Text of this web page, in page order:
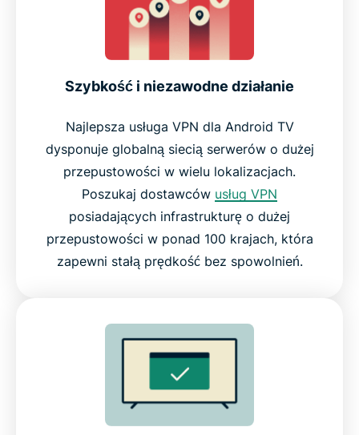
Szybkość i niezawodne działanie
Najlepsza usługa VPN dla Android TV
dysponuje globalną siecią serwerów o dużej
przepustowości w wielu lokalizacjach.
Poszukaj dostawców usług VPN
posiadających infrastrukturę o dużej
przepustowości w ponad 100 krajach, która
zapewni stałą prędkość bez spowolnień.